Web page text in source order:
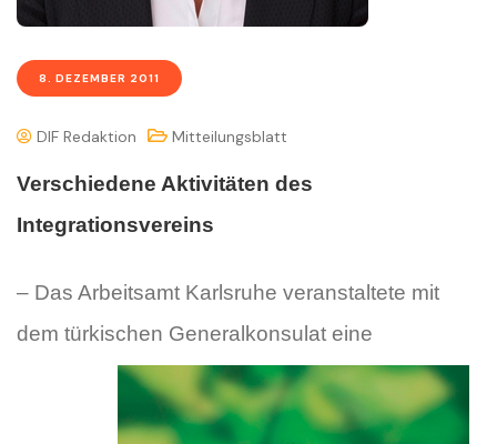
8. DEZEMBER 2011
DIF Redaktion Mitteilungsblatt
Verschiedene Aktivitäten des
Integrationsvereins
– Das Arbeitsamt Karlsruhe veranstaltete mit
dem türkischen Generalkonsulat eine